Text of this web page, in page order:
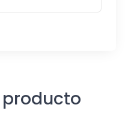
producto